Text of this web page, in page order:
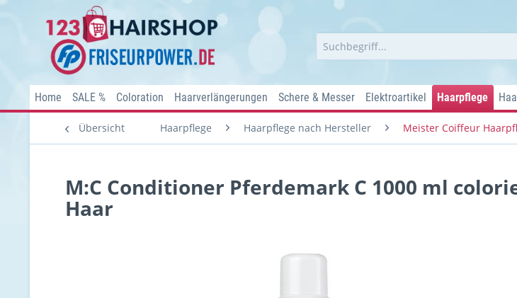
Home SALE % Coloration Haarverlängerungen Schere & Messer Elektroartikel Haarpflege
Übersicht Haarpflege Haarpflege nach Hersteller Meister Coiffeur
M:C Conditioner Pferdemark C 1000 ml
Haar